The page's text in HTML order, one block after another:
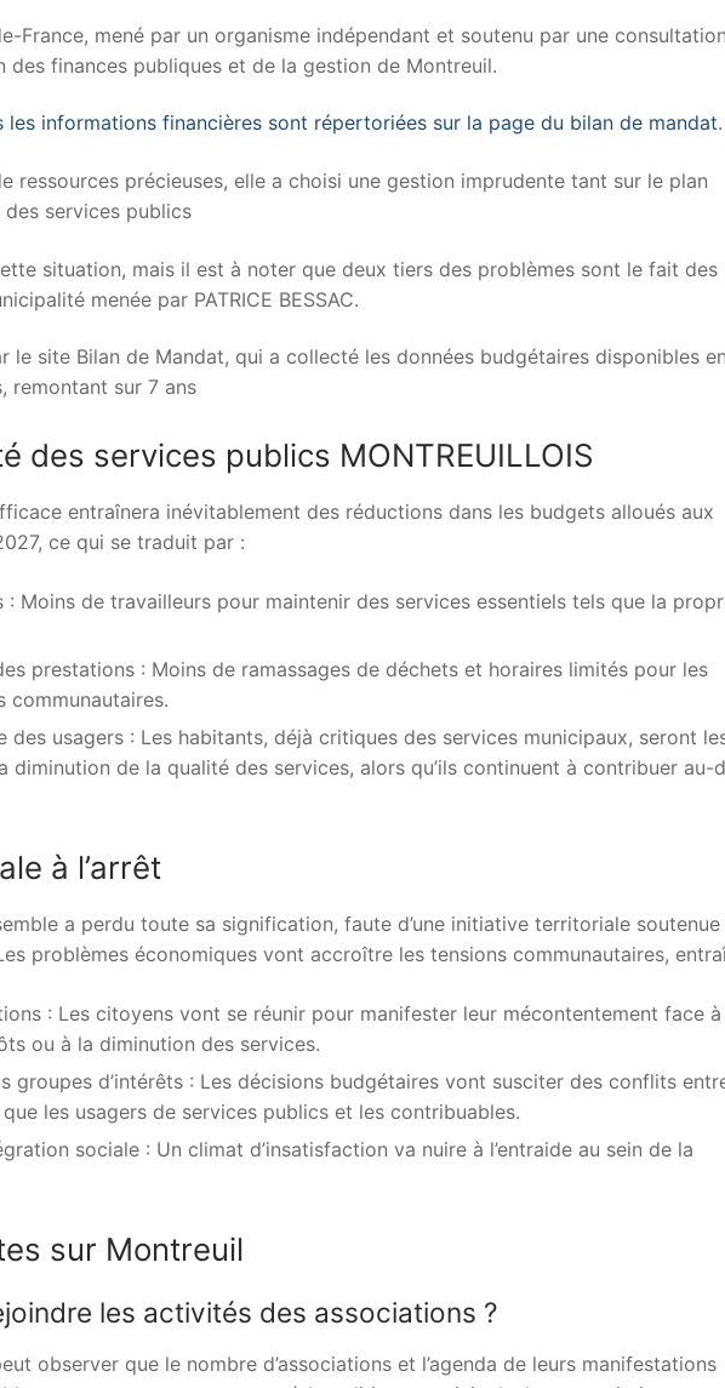
France, mené par un organisme indépendant et soutenu par une
des finances publiques et de la gestion de Montreuil.
les informations financières sont répertoriées sur la page du bilan de mandat.
ressources précieuses, elle a choisi une gestion imprudente tant sur le plan
services publics
situation, mais il est à noter que deux tiers des problèmes sont le fait des
menée par PATRICE BESSAC.
le site Bilan de Mandat, qui a collecté les données budgétaires disponibles
remontant sur 7 ans
des services publics MONTREUILLOIS
entraînera inévitablement des réductions dans les budgets alloués aux
ce qui se traduit par :
Moins de travailleurs pour maintenir des services essentiels tels que la
prestations : Moins de ramassages de déchets et horaires limités pour les
communautaires.
des usagers : Les habitants, déjà critiques des services municipaux, seront
diminution de la qualité des services, alors qu’ils continuent à contribuer au-
à l’arrêt
a perdu toute sa signification, faute d’une initiative territoriale
problèmes économiques vont accroître les tensions communautaires,
: Les citoyens vont se réunir pour manifester leur mécontentement face à
ou à la diminution des services.
groupes d’intérêts : Les décisions budgétaires vont susciter des conflits
les usagers de services publics et les contribuables.
sociale : Un climat d’insatisfaction va nuire à l’entraide au sein de la
sur Montreuil
les activités des associations ?
observer que le nombre d’associations et l’agenda de leurs manifestations